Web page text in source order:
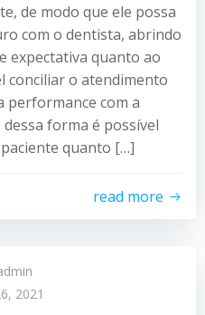
de modo que ele possa
com o dentista, abrindo
expectativa quanto ao
conciliar o atendimento
performance com a
forma é possível
quanto […]
read more
2021